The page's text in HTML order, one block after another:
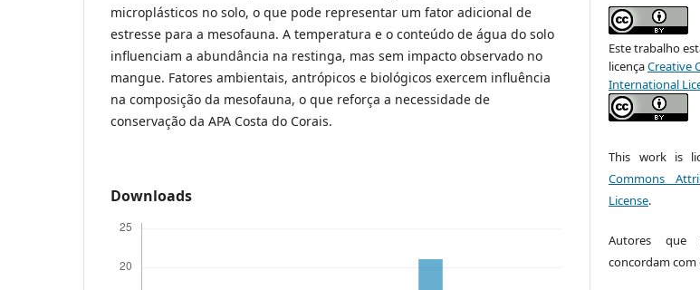
microplásticos no solo, o que pode representar um fator adicional de
estresse para a mesofauna. A temperatura e o conteúdo de água do solo
influenciam a abundância na restinga, mas sem impacto observado no
mangue. Fatores ambientais, antrópicos e biológicos exercem influência
na composição da mesofauna, o que reforça a necessidade de
conservação da APA Costa do Corais.
Downloads
Este trabalho
licençaCreative
International
This work is
Commons
License.
Autores que
concordam com